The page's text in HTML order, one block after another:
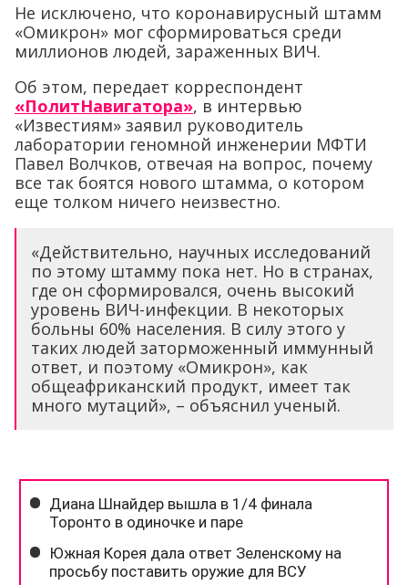
Не исключено, что коронавирусный штамм
«Омикрон» мог сформироваться среди
миллионов людей, зараженных ВИЧ.
Об этом, передает корреспондент
«ПолитНавигатора», в интервью
«Известиям» заявил руководитель
лаборатории геномной инженерии МФТИ
Павел Волчков, отвечая на вопрос, почему
все так боятся нового штамма, о котором
еще толком ничего неизвестно.
«Действительно, научных исследований
по этому штамму пока нет. Но в странах,
где он сформировался, очень высокий
уровень ВИЧ-инфекции. В некоторых
больны 60% населения. В силу этого у
таких людей заторможенный иммунный
ответ, и поэтому «Омикрон», как
общеафриканский продукт, имеет так
много мутаций», – объяснил ученый.